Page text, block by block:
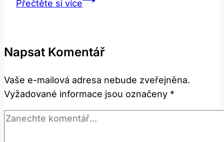
Přečtěte si více
‚endurance‘:
Správně
Používat
v
Češtině
Napsat Komentář
Vaše e-mailová adresa nebude zveřejněna.
Vyžadované informace jsou označeny *